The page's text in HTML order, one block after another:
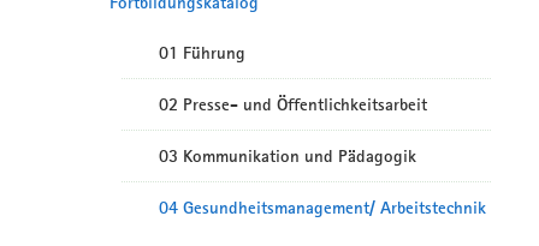
01 Führung
02 Presse- und Öffentlichkeitsarbeit
03 Kommunikation und Pädagogik
04 Gesundheitsmanagement/ Arbeitstechnik